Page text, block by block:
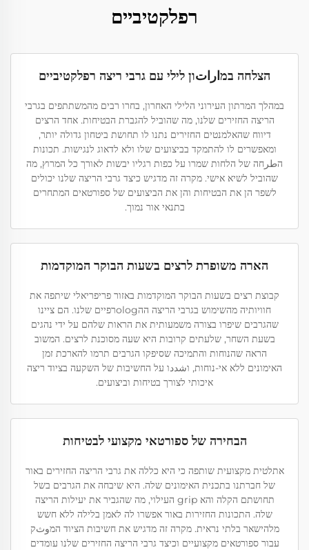
רפלקטיביים
הצלחה במاراتון לילי עם גרבי ריצה רפלקטיביים
במהלך המרתון העירוני הלילי האחרון, בחרו רבים מהמשתתפים בגרבי
הריצה החזירים שלנו, מה שהוביל להגברת הבטיחות. אחד הרצים
דיווח שהאלמנטים החזירים נתנו לו תחושת ביטחון גדולה יותר,
ומאפשרים לו להתמקד בביצועים שלו ולא לדאוג לנגישות. תכונות
הطرחה של הלחות שמרו על כפות רגליו יבשות לאורך כל המרוץ, מה
שהוביל לשיא אישי. מקרה זה מדגיש כיצד גרבי הריצה שלנו יכולים
לשפר הן את הבטיחות והן את הביצועים של ספורטאים המתחרים
בתנאי אור נמוך.
הארה משופרת לרצים בשעות הבוקר המוקדמות
קבוצת רצים בשעות הבוקר המוקדמות באזור פריפריאלי שיתפה את
חוויותיה מהשימוש בגרבי הריצה ההologרפיים שלנו. הם ציינו
שהגרבים שיפרו בצורה משמעותית את הראות שלהם על ידי נהגים
בשעת השחר, שלעתים קרובות היא שעה מסוכנת לרצים. המשוב
הראה שהנוחות והתמיכה שסיפקו הגרבים תרמו להארכת זמן
האימונים ללא אי-נוחות, וشددו על החשיבות של השקעה בציוד ריצה
איכותי לצורך בטיחות וביצועים.
הבחירה של ספורטאי מקצועי לבטיחות
אתלטית מקצועית שותפה כי היא כללה את גרבי הריצה החזירים באור
של חברתנו בתכנית האימונים שלה. היא שיבחה את הגרבים בשל
תחושתם הקלה והא grip העילוי, מה שהגביר את יעילות הריצה
שלה. התכונות החזירות באור אפשרו לה לאמן בלילה ללא חשש
מלהישאר בלתי נראית. מקרה זה מדגיש את חשיבות הציוד המوثק
עבור ספורטאים מקצועיים וכיצד גרבי הריצה החזירים שלנו עומדים